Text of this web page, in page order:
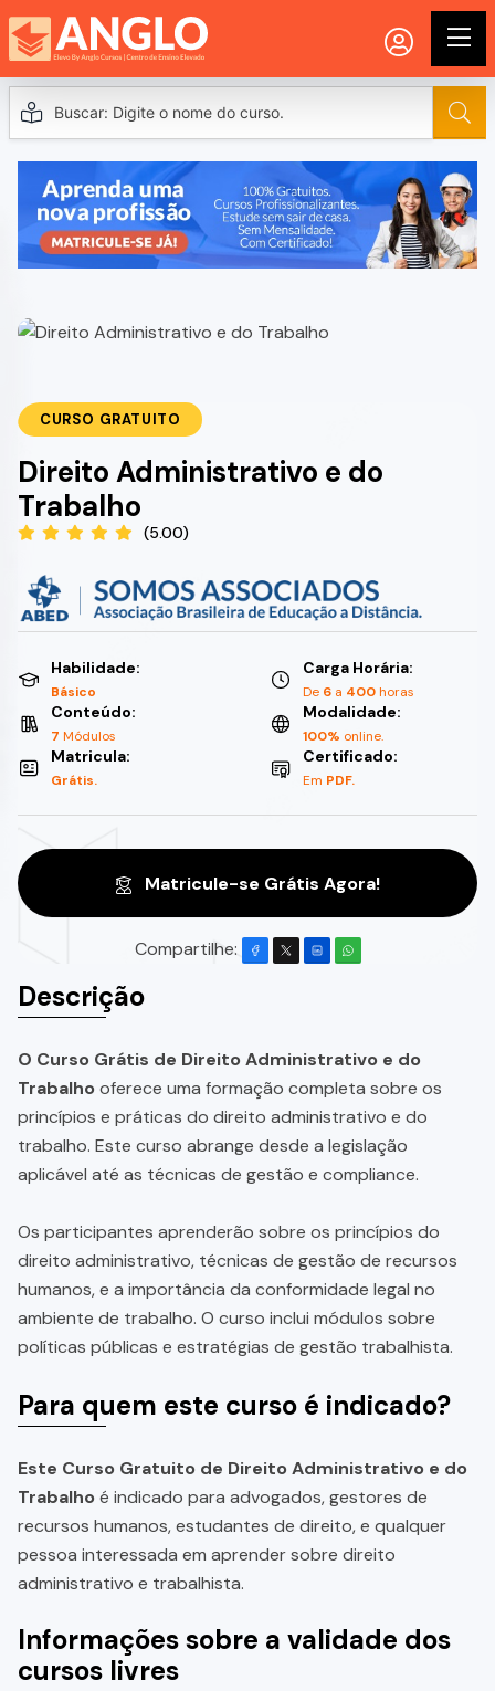
CURSO GRATUITO
Direito Administrativo e do
Trabalho
(5.00)
Habilidade:
Básico
Carga Horária:
De 6 a 400horas
Conteúdo:
7 Módulos
Modalidade:
100% online.
Matricula:
Grátis.
Certificado:
Em PDF.
Matricule-se Grátis Agora!
Compartilhe:
Descrição
O Curso Grátis de Direito Administrativo e do
Trabalhooferece uma formação completa sobre os
princípios e práticas do direito administrativo e do
trabalho. Este curso abrange desde a legislação
aplicável até as técnicas de gestão e compliance.
Os participantes aprenderão sobre os princípios do
direito administrativo, técnicas de gestão de recursos
humanos, e a importância da conformidade legal no
ambiente de trabalho. O curso inclui módulos sobre
políticas públicas e estratégias de gestão trabalhista.
Para quem este curso é indicado?
Este Curso Gratuito de Direito Administrativo e do
Trabalhoé indicado para advogados, gestores de
recursos humanos, estudantes de direito, e qualquer
pessoa interessada em aprender sobre direito
administrativo e trabalhista.
Informações sobre a validade dos
cursos livres